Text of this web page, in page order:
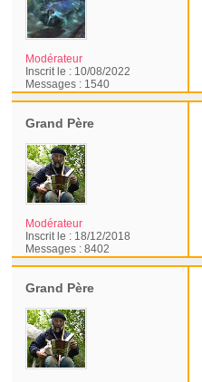
Modérateur
Inscrit le : 10/08/2022
Messages : 1540
Grand Père
Modérateur
Inscrit le : 18/12/2018
Messages :8402
Grand Père